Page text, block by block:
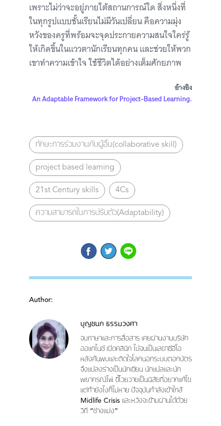
เพราะไม่ว่าจะอยู่ภายใต้สถานการณ์ใด สิ่งหนึ่งที่
ในทุกรูปแบบชั้นเรียนไม่มีวันเปลี่ยน คือความมุ่ง
หวังของครูที่พร้อมจะจุดประกายความสนใจใคร่รู้
ให้เกิดขึ้นในแววตานักเรียนทุกคน และช่วยให้พวก
เขาทำความเข้าใจ ใช้ชีวิตได้อย่างเต็มศักยภาพ
อ้างอิง
An Adaptable Framework for Project-Based Learning.
ทักษะการร่วมงานกับผู้อื่น(collaborative skill)
project based learning
21st Century skills 4Cs
ความสามารถในการปรับตัว(Adaptability)
Author:
บุญชนก ธรรมวงศา
จบภาษาและการสื่อสาร เคยผ่านงานบริษัท
ออแกไนซ์ เปิดคลินิก ไปจนเป็นเลขาซีอีโอ
หลังค้นพบและติดใจโลกนอกระบบตอกบัตร
จึงแปลงร่างเป็นนักเขียน นักแปลและนัก
พยากรณ์ไพ่ ขี้โวยวายเป็นนิสัยที่อยากแก้ไข
แต่ทำยังไงก็ไม่หาย ปัจจุบันกำลังเข้าใกล้
Midlife Crisis และหวังจะข้ามผ่านได้ด้วย
วิถี “ช่างแม่ง”